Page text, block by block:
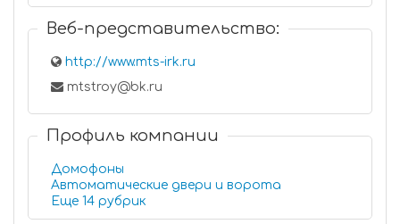
Веб-представительство:
http://www.mts-irk.ru
mtstroy@bk.ru
Профиль компании
Домофоны
Автоматические двери и ворота
Еще 14 рубрик